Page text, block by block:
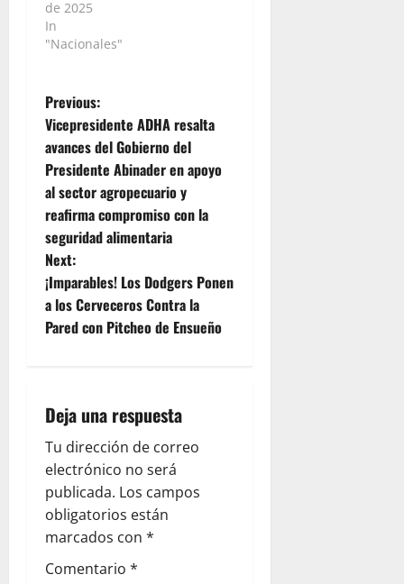
de 2025
In
"Nacionales"
P
o
s
t
n
a
v
g
a
t
i
o
Previous:
Vicepresidente ADHA resalta
avances del Gobierno del
Presidente Abinader en apoyo
al sector agropecuario y
reafirma compromiso con la
seguridad alimentaria
Next:
¡Imparables! Los Dodgers Ponen
a los Cerveceros Contra la
Pared con Pitcheo de Ensueño
Deja una respuesta
Tu dirección de correo
electrónico no será
publicada. Los campos
obligatorios están
marcados con *
Comentario *